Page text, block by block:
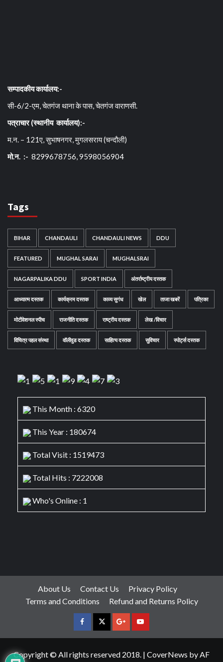
सम्पादकीय कार्यालय:-
सी-6/2-एम, चेतगंज थाना के पास, चेतगंज वाराणसी.
पत्राचार (स्थानीय कार्यालय):-
म.न. – 121ए, सुभाषनगर, मुगलसराय (चन्दौली)
मो.न. :- 8299678756, 9598056904
Tags
BIHAR CHANDAULI CHANDAULI NEWS DDU
FEATURED MUGHAL SARAI MUGHALSRAI
NAGARPALIKA DDU SPORT INDIA अंतर्राष्ट्रीय दस्तक
आध्यात्म दस्तक कार्यक्रम दस्तक काव्य सुगंध खेल ताजा खबरें पत्रिका
मोटीवेशनल स्पीच राजनीति दस्तक राष्ट्रीय दस्तक लेख /विचार
विचित्र पहल संस्था वॉलीवुड दस्तक साहित्य दस्तक सुविचार स्पोर्ट्स दस्तक
This Month : 6320
This Year : 180674
Total Visit : 1519473
Total Hits : 7222008
Who's Online : 1
About Us Contact Us
Privacy Policy
Terms and Conditions
Refund and Returns Policy
facebookTwitterGoogleYouTube
Copyright © All rights reserved 2018. | CoverNews by AF